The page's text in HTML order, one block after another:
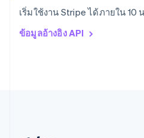
เริ่มใช้งาน Stripe ได้ภายใน 10
ข้อมูลอ้างอิง API
DeutschEnglish
อิตาลี
ItalianoEnglish